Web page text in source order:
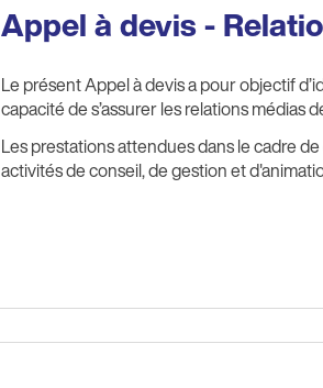
Appel à devis -
Le présent Appel à devis a pour objectif
capacité de s’assurer les relations médias
Les prestations attendues dans le cadre
activités de conseil, de gestion et